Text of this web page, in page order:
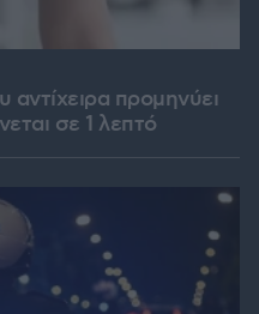
προμηνύει
σε 1 λεπτό